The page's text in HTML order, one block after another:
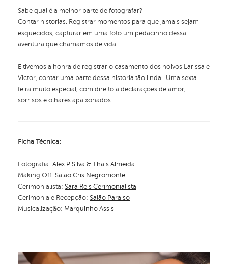
Sabe qual é a melhor parte de fotografar?
Contar historias. Registrar momentos para que jamais sejam
esquecidos, capturar em uma foto um pedacinho dessa
aventura que chamamos de vida.
E tivemos a honra de registrar o casamento dos noivos Larissa e
Victor, contar uma parte dessa historia tão linda. Uma sexta-
feira muito especial, com direito a declarações de amor,
sorrisos e olhares apaixonados.
Ficha Técnica:
Fotografia: Alex P Silva & Thais Almeida
Making Off: Salão Cris Negromonte
Cerimonialista: Sara Reis Cerimonialista
Cerimonia e Recepção: Salão Paraiso
Musicalização: Marquinho Assis